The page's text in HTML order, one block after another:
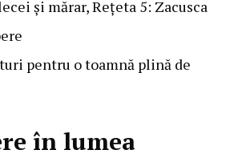
și mărar, Rețeta 5: Zacusca
pentru o toamnă plină de
în lumea